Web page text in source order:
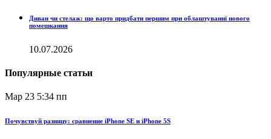
Диван чи стелаж: що варто придбати першим при облаштуванні нового
помешкання
10.07.2026
Популярные статьи
Мар 23 5:34 пп
Почувствуй разницу: сравнение iPhone SE и iPhone 5S